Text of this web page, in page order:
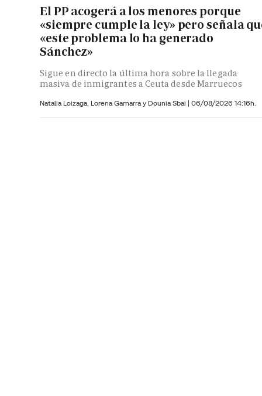
El PP acogerá a los menores porque
«siempre cumple la ley» pero señala
«este problema lo ha generado
Sánchez»
Sigue en directo la última hora sobre la llegada
masiva de inmigrantes a Ceuta desde Marruecos
Natalia Loizaga, Lorena Gamarra y Dounia Sbai | 06/08/2026 14:16h.